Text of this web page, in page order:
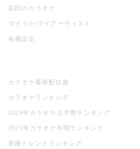
前回のカラオケ
マイうた/マイアーティスト
各種設定
カラオケ最新配信曲
カラオケランキング
2026年カラオケ上半期ランキング
2025年カラオケ年間ランキング
新曲トレンドランキング